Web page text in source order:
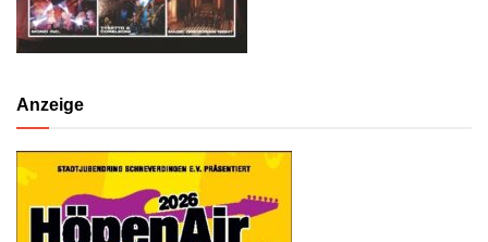
Anzeige